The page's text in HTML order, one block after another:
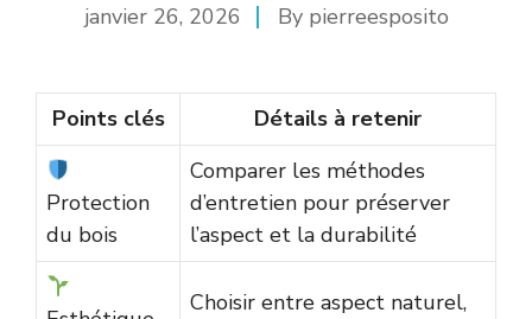
janvier 26, 2026 By pierreesposito
Points clés Détails à retenir
Protection
du bois
Comparer les méthodes
d’entretien pour préserver
l’aspect et la durabilité
Choisir entre aspect naturel,